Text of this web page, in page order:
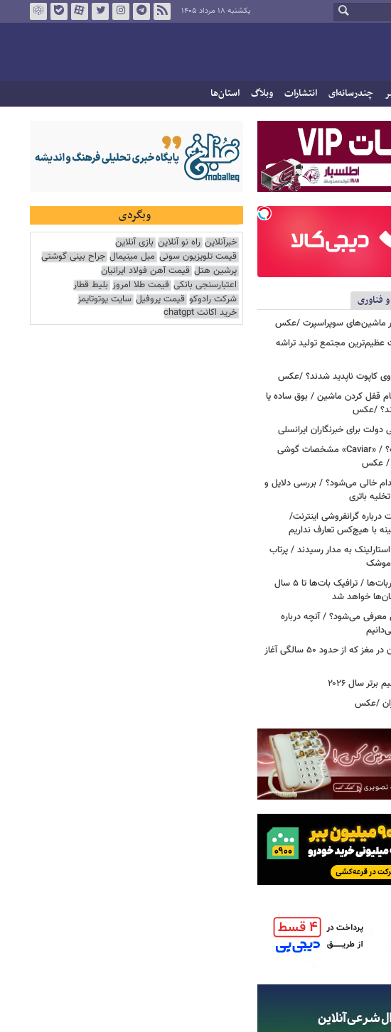
یکشنبه ۱۸ مرداد ۱۴۰۵
چندرسانه‌ای انتشارات وبلاگ استان‌ها
فناوری
ماشین‌های سوپراسپرت /عکس
مجتمع تولید تراشه
کاپوت‌ ناپدید شدند؟ /عکس
قفل کردن ماشین / بوق ساده یا
/عکس
این آیفون ۱۸ است؟ / «Caviar» مشخصات گوشی
/ عکس
خالی می‌شود؟ / بررسی دلایل و
باتری
درباره گرانفروشی اینترنت/
با هیچ‌کس تعارف نداریم
به مدار رسیدند / پرتاب
اینترنت در تسخیر ربات‌ها / ترافیک بات‌ها تا ۵ سال
خواهد شد
زمانی معرفی می‌شود؟ / آنچه درباره
کشف تغییری پنهان در مغز که از حدود ۵۰ سالگی آغاز
سال ۲۰۲۶
/عکس
وبگردی
خبرآنلاین راه نو آنلاین بازی آنلاین
قیمت تلویزیون سونی مبل مینیمال جراح بینی گوشتی
پرشین هتل قیمت آهن فولاد ایرانیان
اعتبارسنجی بانکی قیمت طلا امروز بلیط قطار
شرکت رادوکو قیمت پروفیل سایت یوتوتایمز
خرید اکانت chatgpt